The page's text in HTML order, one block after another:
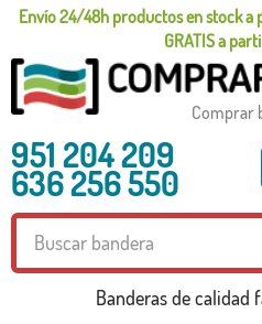
Envío 24/48h productos en stock a
GRATIS a
Comprar
951 204 209
636 256 550
Banderas de calidad